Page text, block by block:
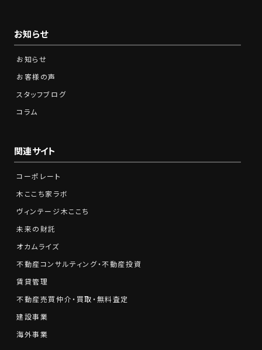
お知らせ
お知らせ
お客様の声
スタッフブログ
コラム
関連サイト
コーポレート
木ここち家ラボ
ヴィンテージ木ここち
未来の財託
オカムライズ
不動産コンサルティング・不動産投資
賃貸管理
不動産売買仲介・買取・無料査定
建設事業
海外事業